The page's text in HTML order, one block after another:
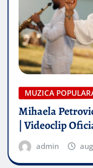
MUZICA
Mihaela
| Videoclip
admin